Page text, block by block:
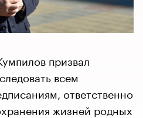
призвал
всем
ответственно
жизней родных